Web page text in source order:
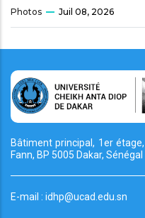
Photos Juil 08, 2026
Bâtiment principal, 1er
Fann, BP 5005 Dakar, Sénégal
E-mail : idhp@ucad.edu.sn